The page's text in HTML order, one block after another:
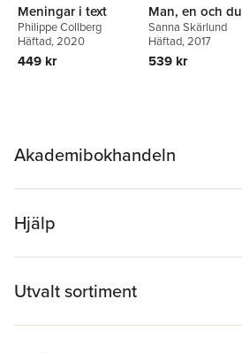
Meningar i text
Philippe Collberg
Häftad, 2020
449 kr
Man, en och du
Sanna Skärlund
Häftad, 2017
539 kr
Akademibokhandeln
Hjälp
Utvalt sortiment